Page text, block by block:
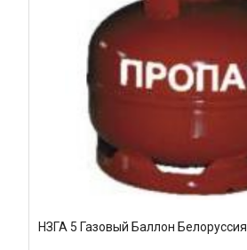
НЗГА 5 Газовый Баллон Белоруссия